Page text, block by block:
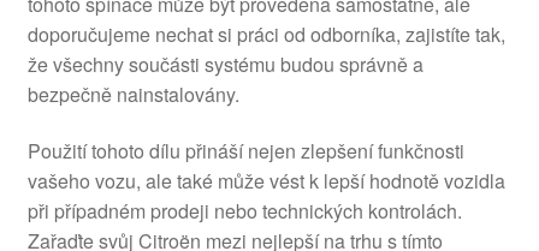
doporučujeme nechat si práci od odborníka, zajistíte tak,
že všechny součásti systému budou správně a
bezpečně nainstalovány.
Použití tohoto dílu přináší nejen zlepšení funkčnosti
vašeho vozu, ale také může vést k lepší hodnotě vozidla
při případném prodeji nebo technických kontrolách.
Zařaďte svůj Citroën mezi nejlepší na trhu s tímto